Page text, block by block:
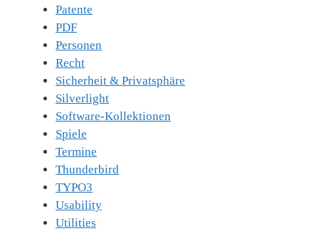
Patente
PDF
Personen
Recht
Sicherheit & Privatsphäre
Silverlight
Software-Kollektionen
Spiele
Termine
Thunderbird
TYPO3
Usability
Utilities